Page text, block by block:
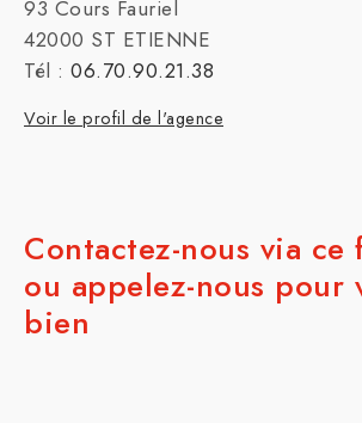
93 Cours Fauriel
42000 ST ETIENNE
Tél : 06.70.90.21.38
Voir le profil de l'agence
Contactez-nous via ce
ou appelez-nous pour
bien